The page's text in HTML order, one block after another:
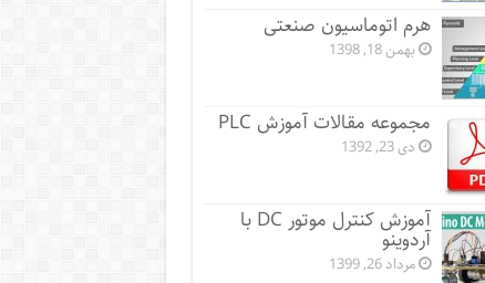
هرم اتوماسیون صنعتی
بهمن 18, 1398
مجموعه مقالات آموزش PLC
دی 23, 1392
آموزش کنترل موتور DC با
آردوینو
مرداد 26, 1399